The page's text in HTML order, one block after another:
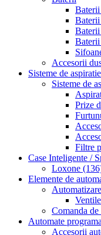
Baterii
Baterii
Baterii
Accesorii
Sisteme de
Sisteme de
Prize
Filtre
Case Inteligente /
Loxone
Elemente de
Comanda de
Automate
Accesorii